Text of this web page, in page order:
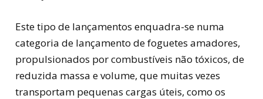
Este tipo de lançamentos enquadra-se numa
categoria de lançamento de foguetes amadores,
propulsionados por combustíveis não tóxicos, de
reduzida massa e volume, que muitas vezes
transportam pequenas cargas úteis, como os